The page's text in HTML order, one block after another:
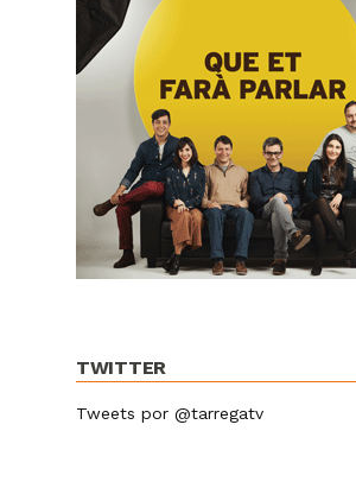
TWITTER
Tweets por @tarregatv